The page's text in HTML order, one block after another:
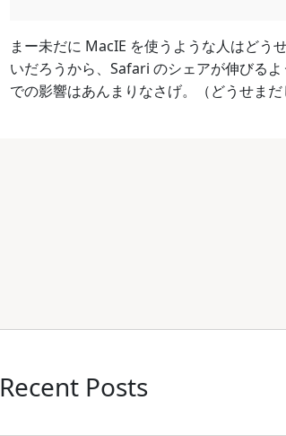
まー未だに MacIE を使うような人はどう
いだろうから、Safari のシェアが伸びる
での影響はあんまりなさげ。（どうせま
Recent Posts